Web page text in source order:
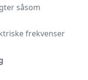
såsom
frekvenser